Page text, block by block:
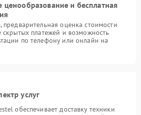
ценообразование и бесплатная
предварительная оценка стоимости
скрытых платежей и возможность
по телефону или онлайн на
услуг
обеспечивает доставку техники